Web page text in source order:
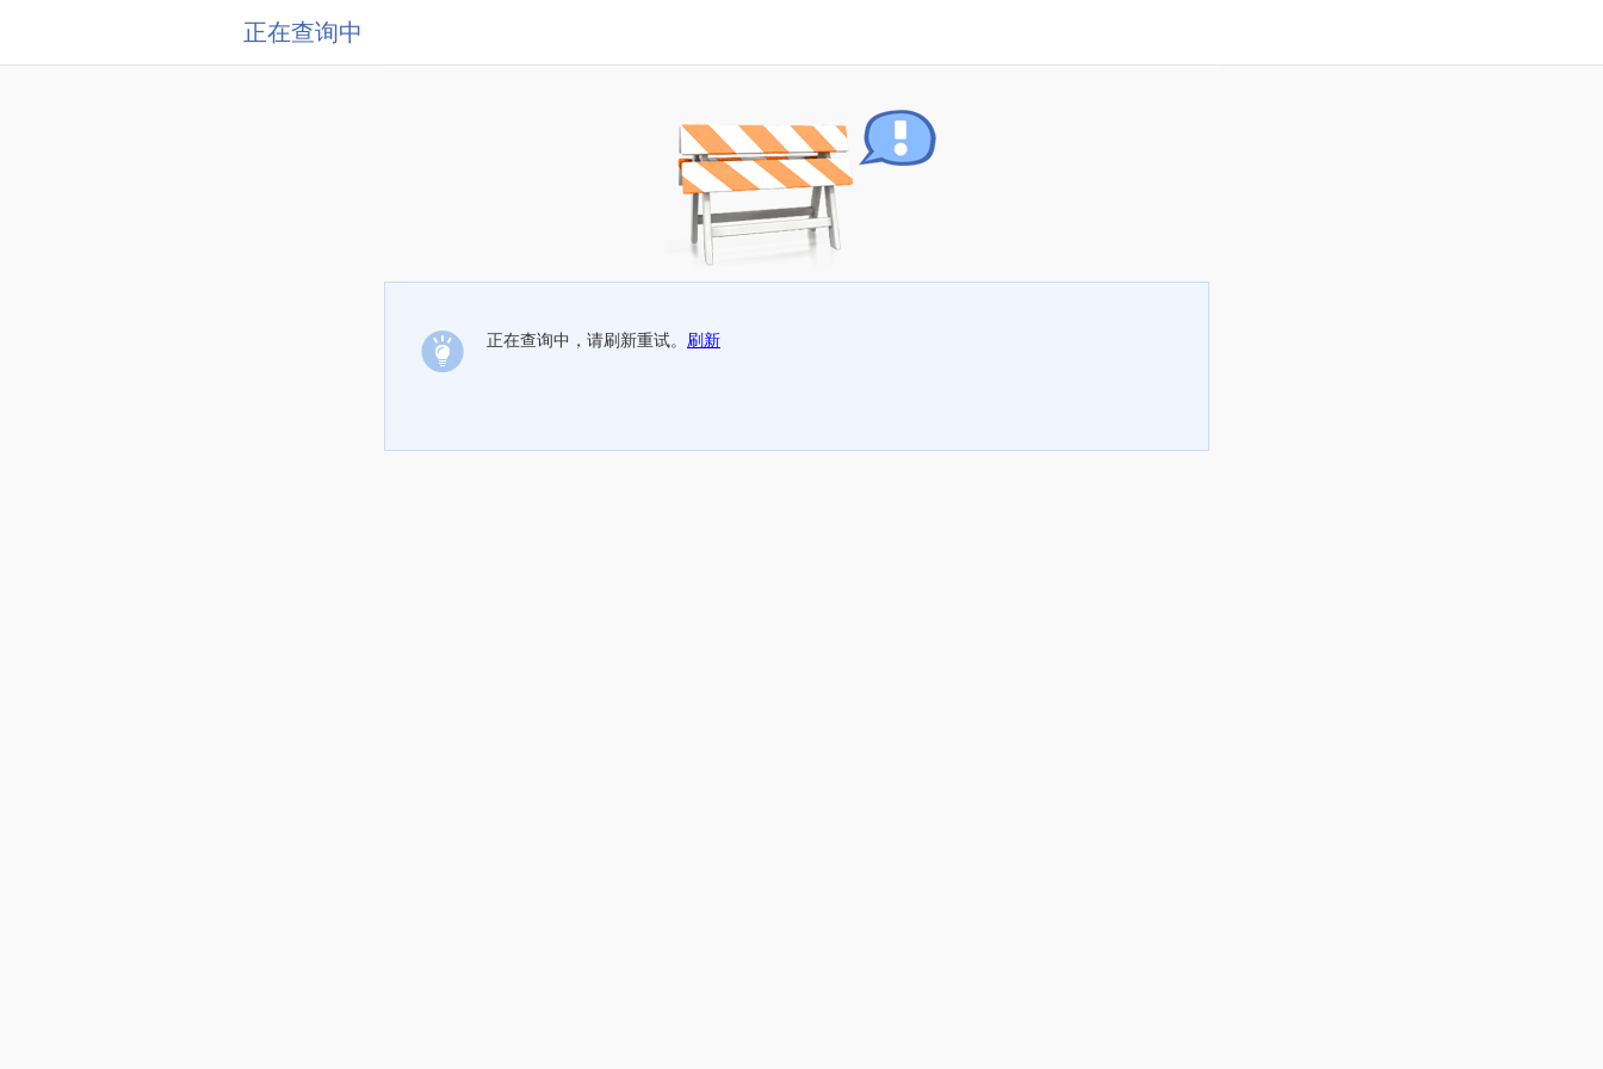
正在查询中
正在查询中，请刷新重试。 刷新